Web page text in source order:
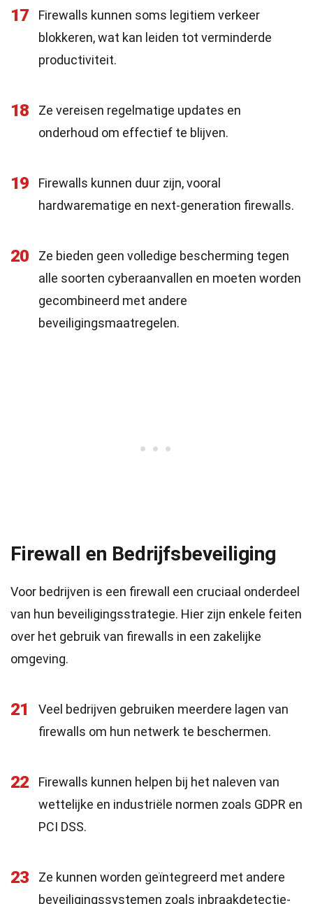
17
Firewalls kunnen soms legitiem verkeer
blokkeren, wat kan leiden tot verminderde
productiviteit.
18
Ze vereisen regelmatige updates en
onderhoud om effectief te blijven.
19
Firewalls kunnen duur zijn, vooral
hardwarematige en next-generation firewalls.
20
Ze bieden geen volledige bescherming tegen
alle soorten cyberaanvallen en moeten worden
gecombineerd met andere
beveiligingsmaatregelen.
Firewall en Bedrijfsbeveiliging
Voor bedrijven is een firewall een cruciaal onderdeel
van hun beveiligingsstrategie. Hier zijn enkele feiten
over het gebruik van firewalls in een zakelijke
omgeving.
21
Veel bedrijven gebruiken meerdere lagen van
firewalls om hun netwerk te beschermen.
22
Firewalls kunnen helpen bij het naleven van
wettelijke en industriële normen zoals GDPR en
PCI DSS.
23
Ze kunnen worden geïntegreerd met andere
beveiligingssystemen zoals inbraakdetectie-